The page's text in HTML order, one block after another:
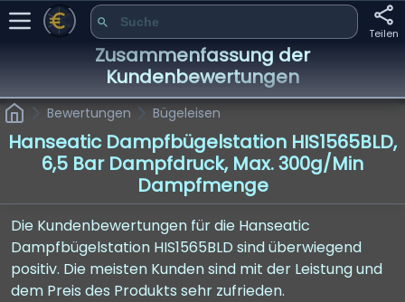
Teilen
Zusammenfassung der
Kundenbewertungen
Bewertungen Bügeleisen
Hanseatic Dampfbügelstation HIS1565BLD,
6,5 Bar Dampfdruck, Max. 300g/min
Dampfmenge
Die Kundenbewertungen für die Hanseatic
Dampfbügelstation HIS1565BLD sind überwiegend
positiv. Die meisten Kunden sind mit der Leistung und
dem Preis des Produkts sehr zufrieden.